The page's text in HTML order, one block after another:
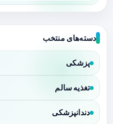
دسته‌های منتخب
پزشکی
تغذیه سالم
دندانپزشکی